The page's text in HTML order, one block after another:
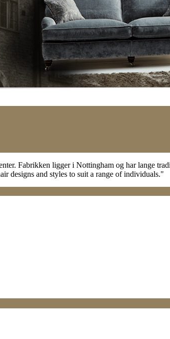
Fabrikken ligger i Nottingham og har lange
designs and styles to suit a range of individuals."